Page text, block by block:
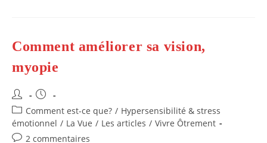
L’hypermétropie?
Comment améliorer sa vision,
myopie
Auteur/autrice
de
la
publication :
Publication
publiée :
Post
category:
Comment est-ce que? / Hypersensibilité & stress
émotionnel / La Vue / Les articles / Vivre Ôtrement
Commentaires
2 commentaires